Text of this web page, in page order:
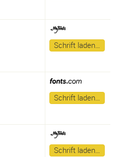
Schrift laden…
Schrift laden…
Schrift laden…